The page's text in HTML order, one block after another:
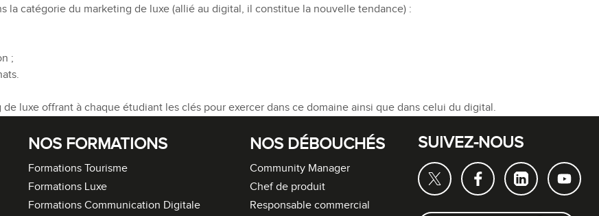
la catégorie du marketing de luxe (allié au digital, il constitue la nouvelle tendance) :
;
de luxe offrant à chaque étudiant les clés pour exercer dans ce domaine ainsi que dans celui du digital.
NOS FORMATIONS
Formations Tourisme
Formations Luxe
Formations Communication Digitale
NOS DÉBOUCHÉS
Community Manager
Chef de produit
Responsable commercial
SUIVEZ-NOUS